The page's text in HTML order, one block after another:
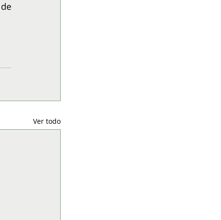
Ver todo